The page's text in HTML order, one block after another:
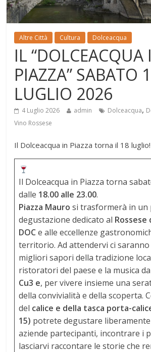
Altre Città Cultura Dolceacqua
IL “DOLCEACQUA
PIAZZA” SABATO
LUGLIO 2026
4 Luglio 2026 admin Dolceacqua,
Vino Rossese
Il Dolceacqua in Piazza torna il 18 luglio!
Il Dolceacqua in Piazza torna
dalle 18.00 alle 23.00.
Piazza Mauro si trasformerà in un
degustazione dedicato al Rossese
DOCe alle eccellenze
territorio. Ad attendervi ci saranno
migliori sapori della tradizione
ristoratori del paese e la musica
Cu3 e, per vivere insieme una
della convivialità e della scoperta.
del calice e della tasca porta-
15) potrete degustare
aziende partecipanti, incontrare i
lasciarvi raccontare le storie che